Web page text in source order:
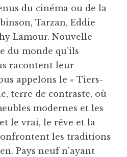
du cinéma ou de la
Tarzan, Eddie
Lamour. Nouvelle
du monde qu’ils
racontent leur
appelons le « Tiers-
terre de contraste, où
modernes et les
le vrai, le rêve et la
les traditions
Pays neuf n’ayant